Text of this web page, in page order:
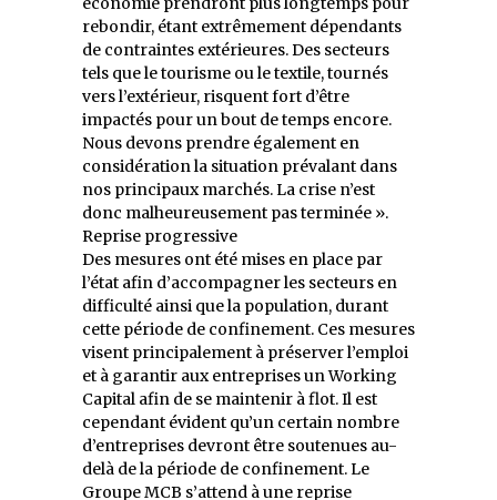
rebondir, étant extrêmement dépendants
de contraintes extérieures. Des secteurs
tels que le tourisme ou le textile, tournés
vers l’extérieur, risquent fort d’être
impactés pour un bout de temps encore.
Nous devons prendre également en
considération la situation prévalant dans
nos principaux marchés. La crise n’est
donc malheureusement pas terminée ».
Reprise progressive
Des mesures ont été mises en place par
l’état afin d’accompagner les secteurs en
difficulté ainsi que la population, durant
cette période de confinement. Ces mesures
visent principalement à préserver l’emploi
et à garantir aux entreprises un Working
Capital afin de se maintenir à flot. Il est
cependant évident qu’un certain nombre
d’entreprises devront être soutenues au-
delà de la période de confinement. Le
Groupe MCB s’attend à une reprise